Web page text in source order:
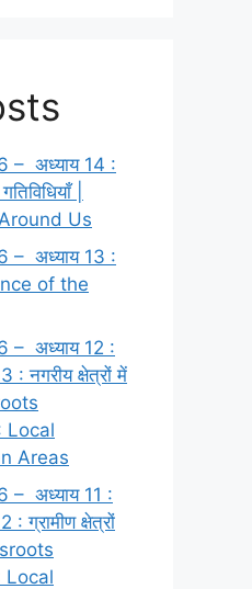
– अध्याय 14 :
|
Us
– अध्याय 13 :
of the
– अध्याय 12 :
नगरीय क्षेत्रों में
Local
Areas
– अध्याय 11 :
ग्रामीण क्षेत्रों
Local